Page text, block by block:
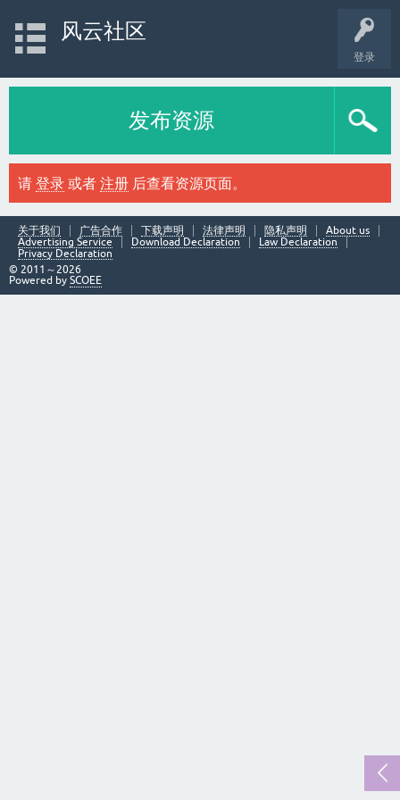
登录
风云社区
发布资源
请 登录 或者 注册 后查看资源页面。
关于我们 广告合作 下载声明 法律声明 隐私声明
About us
Advertising Service
Download Declaration
Law Declaration
Privacy Declaration
© 2011～2026
Powered by SCOEE